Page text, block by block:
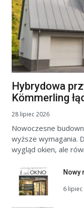
Hybrydowa
Kömmerling
28 lipiec 2026
Nowoczesne
wyższe wymagania.
wygląd okien, ale
Nowy
6 lipiec